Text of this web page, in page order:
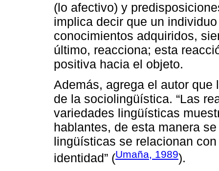
(lo afectivo) y
implica decir que un
conocimientos adquiridos,
último, reacciona; esta
positiva hacia el objeto.
Además, agrega el autor
de la sociolingüística. “Las
variedades lingüísticas
hablantes, de esta manera
lingüísticas se relacionan
identidad” (Umaña, 1989).